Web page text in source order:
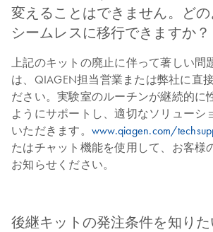
変えることはできません。ど
シームレスに移行できますか？
上記のキットの廃止に伴って著しい問
は、QIAGEN担当営業または弊社に直
ださい。実験室のルーチンが継続的に
ようにサポートし、適切なソリューシ
いただきます。 www.qiagen.com/
たはチャット機能を使用して、お客様
お知らせください。
後継キットの発注条件を知りた